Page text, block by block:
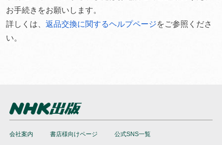
お手続きをお願いします。
詳しくは、 返品交換に関するヘルプページをご参照くださ
い。
会社案内 書店様向けページ 公式SNS一覧